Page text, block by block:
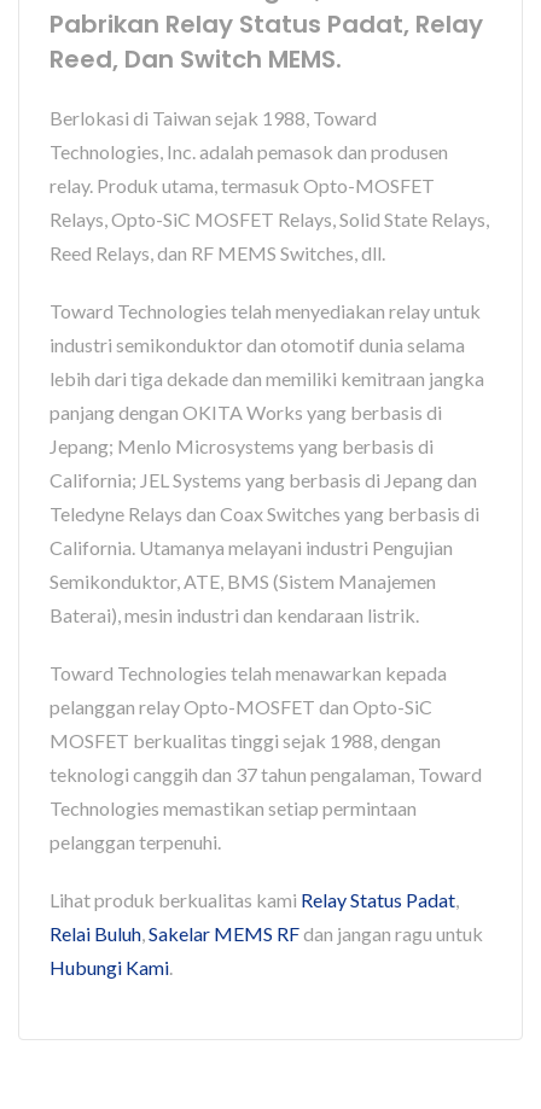
Pabrikan Relay Status Padat, Relay
Reed, Dan Switch MEMS.
Berlokasi di Taiwan sejak 1988, Toward
Technologies, Inc. adalah pemasok dan produsen
relay. Produk utama, termasuk Opto-MOSFET
Relays, Opto-SiC MOSFET Relays, Solid State Relays,
Reed Relays, dan RF MEMS Switches, dll.
Toward Technologies telah menyediakan relay untuk
industri semikonduktor dan otomotif dunia selama
lebih dari tiga dekade dan memiliki kemitraan jangka
panjang dengan OKITA Works yang berbasis di
Jepang; Menlo Microsystems yang berbasis di
California; JEL Systems yang berbasis di Jepang dan
Teledyne Relays dan Coax Switches yang berbasis di
California. Utamanya melayani industri Pengujian
Semikonduktor, ATE, BMS (Sistem Manajemen
Baterai), mesin industri dan kendaraan listrik.
Toward Technologies telah menawarkan kepada
pelanggan relay Opto-MOSFET dan Opto-SiC
MOSFET berkualitas tinggi sejak 1988, dengan
teknologi canggih dan 37 tahun pengalaman, Toward
Technologies memastikan setiap permintaan
pelanggan terpenuhi.
Lihat produk berkualitas kami Relay Status Padat,
Relai Buluh,Sakelar MEMS RFdan jangan ragu untuk
Hubungi Kami.